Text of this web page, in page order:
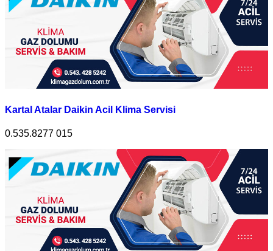
Mitsubishi Klima Servisi
Profilo Klima Servisi
İletişim
Kategoriler
Kartal Acil 724 Daikin Klima Servisi
Kartal Atalar Daikin Acil Klima Servisi
0.535.8277 015